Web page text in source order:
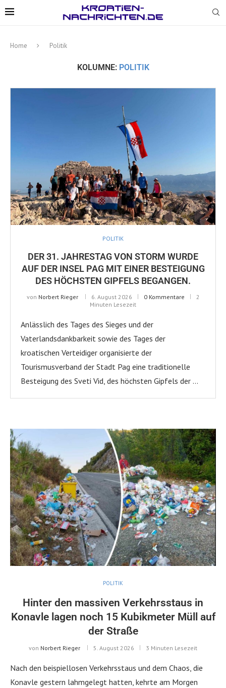
Home Politik
KOLUMNE: POLITIK
POLITIK
DER 31. JAHRESTAG VON STORM WURDE
AUF DER INSEL PAG MIT EINER BESTEIGUNG
DES HÖCHSTEN GIPFELS BEGANGEN.
von Norbert Rieger 6. August 2026 0 Kommentare
2
Minuten Lesezeit
Anlässlich des Tages des Sieges und der
Vaterlandsdankbarkeit sowie des Tages der
kroatischen Verteidiger organisierte der
Tourismusverband der Stadt Pag eine traditionelle
Besteigung des Sveti Vid, des höchsten Gipfels der …
POLITIK
Hinter den massiven Verkehrsstaus in
Konavle lagen noch 15 Kubikmeter Müll auf
der Straße
von Norbert Rieger 5. August 2026 3 Minuten Lesezeit
Nach den beispiellosen Verkehrsstaus und dem Chaos, die
Konavle gestern lahmgelegt hatten, kehrte am Morgen